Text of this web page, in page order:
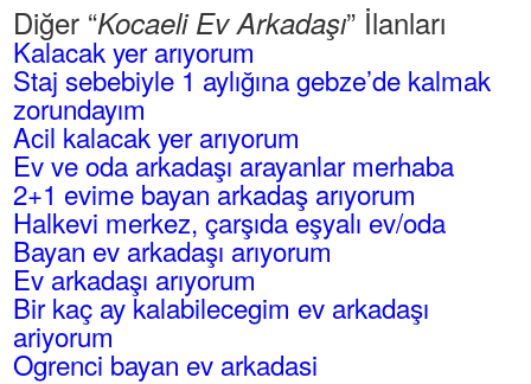
Diğer “Kocaeli Ev Arkadaşı” İlanları
Kalacak yer arıyorum
Staj sebebiyle 1 aylığına gebze’de kalmak
zorundayım
Acil kalacak yer arıyorum
Ev ve oda arkadaşı arayanlar merhaba
2+1 evime bayan arkadaş arıyorum
Halkevi merkez, çarşıda eşyalı ev/oda
Bayan ev arkadaşı arıyorum
Ev arkadaşı arıyorum
Bir kaç ay kalabilecegim ev arkadaşı
ariyorum
Ogrenci bayan ev arkadasi